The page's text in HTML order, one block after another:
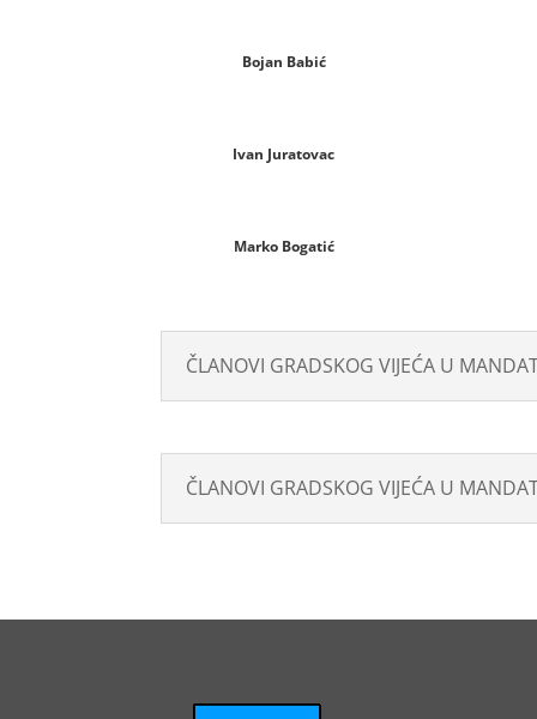
Bojan Babić
Ivan Juratovac
Marko Bogatić
ČLANOVI GRADSKOG VIJEĆA U
ČLANOVI GRADSKOG VIJEĆA U